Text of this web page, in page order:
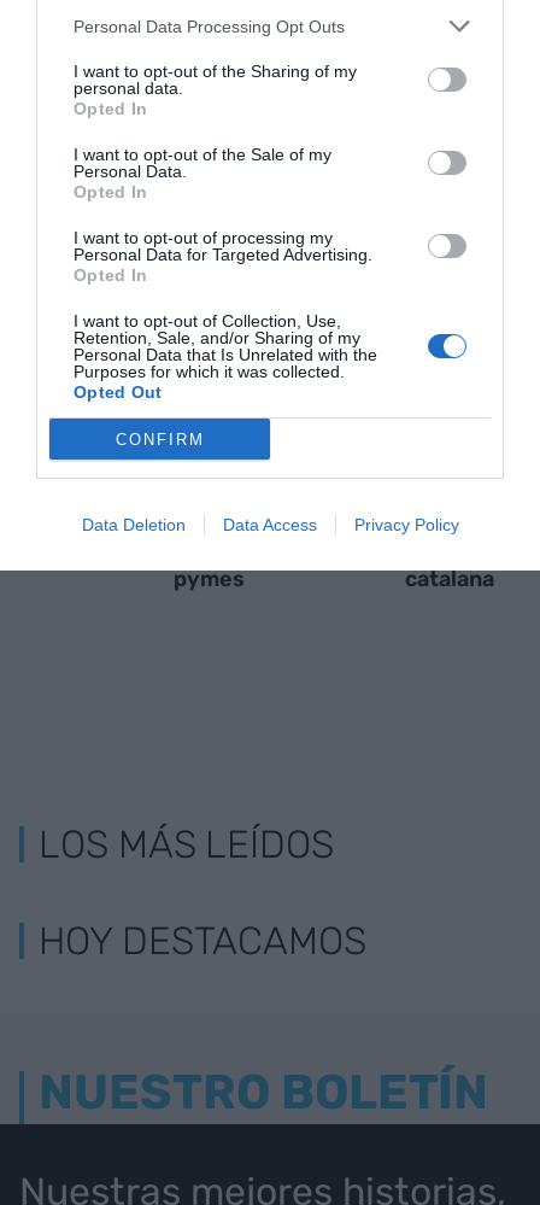
Personal Data Processing Opt Outs
I want to opt-out of the Sharing of my
personal data.
Opted In
I want to opt-out of the Sale of my
Personal Data.
Opted In
I want to opt-out of processing my
Personal Data for Targeted Advertising.
Opted In
I want to opt-out of Collection, Use,
Retention, Sale, and/or Sharing of my
Personal Data that Is Unrelated with the
Purposes for which it was collected.
Opted Out
CONFIRM
Data Deletion Data Access Privacy Policy
RELACIONADAS
Los Next
Generation: ¿la
gallina de los
huevos de oro para
El BBVA se adhiere
a nuevas líneas de
préstamos Next
Generation del ICO
pymes
Los fondos
impulsan
60% la
catalana
LOS MÁS LEÍDOS
HOY DESTACAMOS
NUESTRO BOLETÍN
Nuestras mejores historias,